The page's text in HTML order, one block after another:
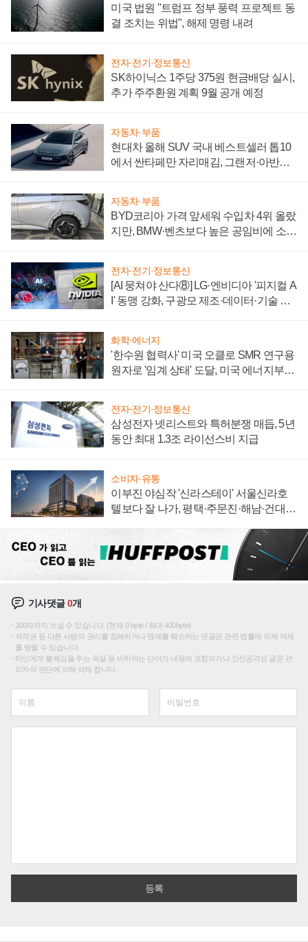
미국 법원 "트럼프 정부 풍력 프로젝트 동
결 조치는 위법", 해제 명령 내려
전자·전기·정보통신
SK하이닉스 1주당 375원 현금배당 실시,
추가 주주환원 계획 9월 공개 예정
자동차·부품
현대차 올해 SUV 국내 베스트셀러 톱10
에서 싼타페만 자리매김, 그랜저·아반떼
자동차·부품
BYD코리아 가격 앞세워 수입차 4위 올랐
지만, BMW·벤츠보다 높은 공임비에 소비
전자·전기·정보통신
[AI 뭉쳐야 산다⑧] LG·엔비디아 '피지컬 A
I' 동맹 강화, 구광모 제조·데이터·기술 결
화학·에너지
'한수원 협력사' 미국 오클로 SMR 연구용
원자로 '임계 상태' 도달, 미국 에너지부
전자·전기·정보통신
삼성전자 넷리스트와 특허분쟁 매듭, 5년
동안 최대 1.3조 라이선스비 지급
소비자·유통
이부진 야심작 '신라스테이' 서울신라호
텔보다 잘 나가, 평택·주문진·해남·건대로
기사댓글0개
200자까지 쓰실 수 있습니다. (현재 0 byte / 최대 400byte)
저작권 등 다른 사람의 권리를 침해하거나 명예를 훼손하는 댓글은 관련 법률에 의해 제재
를 받을 수 있습니다.
타인에게 불쾌감을 주는 욕설 등 비하하는 단어가 내용에 포함되거나 인신공격성 글은 관
리자의 판단에 의해 삭제 합니다.